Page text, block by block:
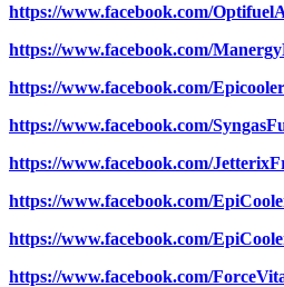
https://www.facebook.com/
https://www.facebook.com/
https://www.facebook.com/
https://www.facebook.com/
https://www.facebook.com/
https://www.facebook.com/
https://www.facebook.com/
https://www.facebook.com/